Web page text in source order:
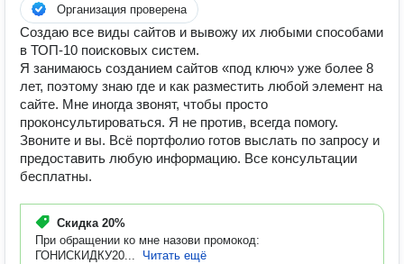
Организация проверена
Создаю все виды сайтов и вывожу их любыми способами
в ТОП-10 поисковых систем.
Я занимаюсь созданием сайтов «под ключ» уже более 8
лет, поэтому знаю где и как разместить любой элемент на
сайте. Мне иногда звонят, чтобы просто
проконсультироваться. Я не против, всегда помогу.
Звоните и вы. Всё портфолио готов выслать по запросу и
предоставить любую информацию. Все консультации
бесплатны.
Скидка 20%
При обращении ко мне назови промокод:
ГОНИСКИДКУ20...
Читать ещё